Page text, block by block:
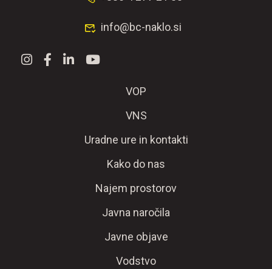
info@bc-naklo.si
VOP
VNS
Uradne ure in kontakti
Kako do nas
Najem prostorov
Javna naročila
Javne objave
Vodstvo